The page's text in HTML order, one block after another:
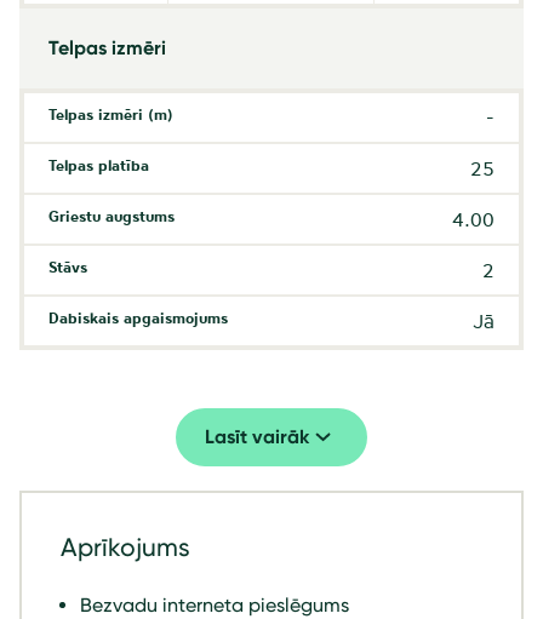
Telpas izmēri
Telpas izmēri (m) -
Telpas platība 25
Griestu augstums 4.00
Stāvs 2
Dabiskais apgaismojums Jā
Lasīt vairāk
Aprīkojums
Bezvadu interneta pieslēgums